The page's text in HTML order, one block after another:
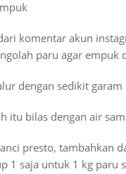
komentar akun
paru agar empuk
dengan sedikit
itu bilas dengan air
presto, tambahkan
1 saja untuk 1 kg paru